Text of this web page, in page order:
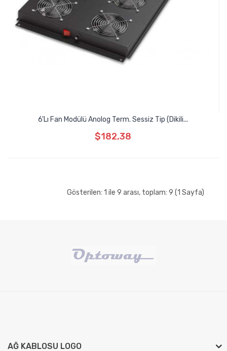
6'lı Fan Modülü Anolog Term. Sessiz Tip (Dikili...
$182,38
Gösterilen: 1 ile 9 arası, toplam: 9 (1 Sayfa)
AĞ KABLOSU LOGO